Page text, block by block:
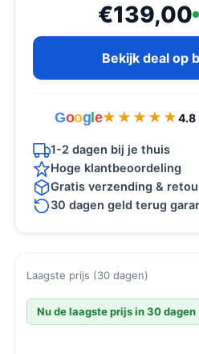
€139,00
Bekijk deal op
Goog e★★★★★
★★★★★ 4.8
1-2 dagen bij je thuis
Hoge klantbeoordeling
Gratis verzending &
30 dagen geld terug
Laagste prijs (30 dagen)
Nu de laagste prijs in 30 dagen